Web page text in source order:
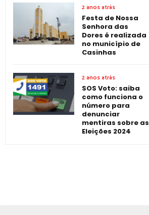
2 anos atrás
Festa de Nossa
Senhora das
Dores é realizada
no município de
Casinhas
2 anos atrás
SOS Voto: saiba
como funciona o
número para
denunciar
mentiras sobre as
Eleições 2024